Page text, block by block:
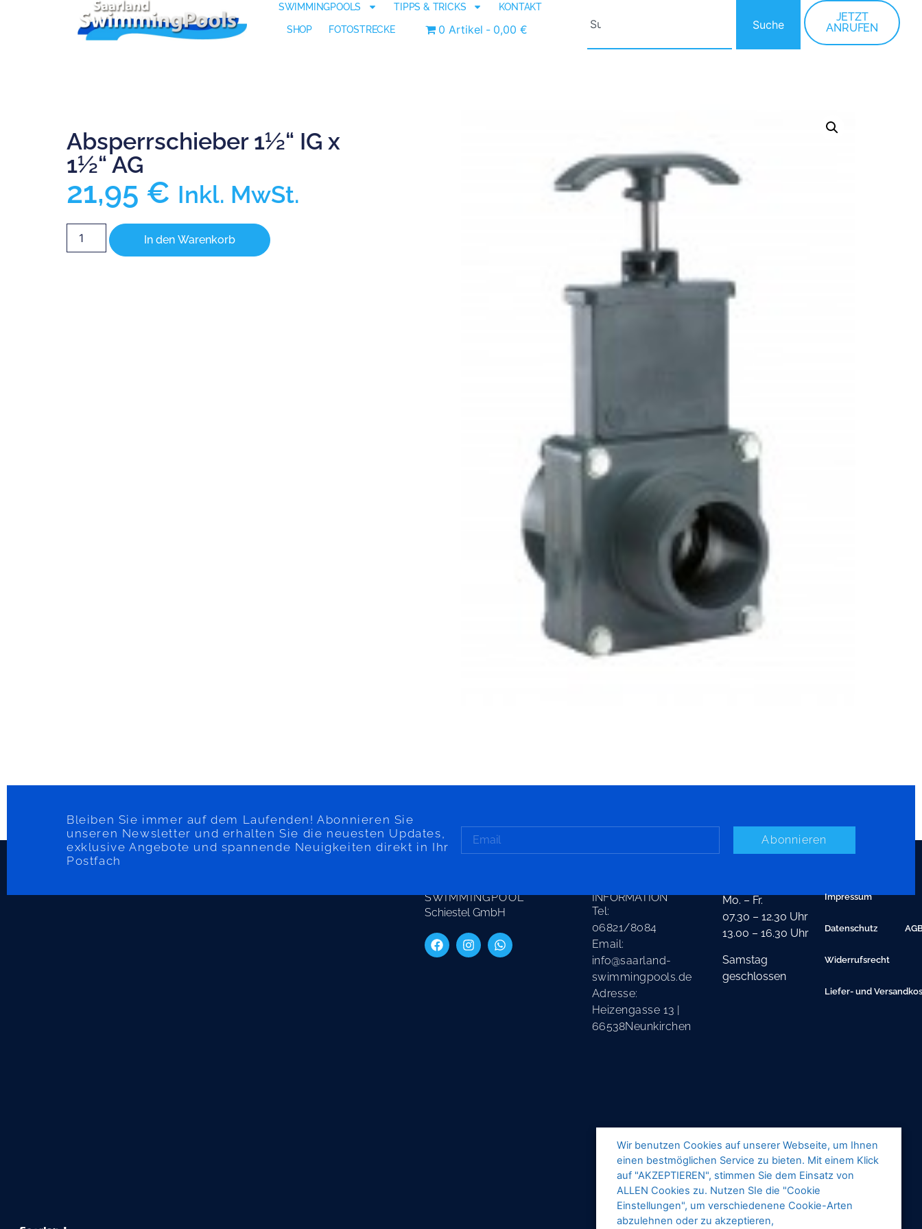
SWIMMINGPOOLS TIPPS & TRICKS KONTAKT
SHOP FOTOSTRECKE 0 Artikel 0,00 € Suche
JETZT
ANRUFEN
Absperrschieber 1½“ IG x
1½“ AG
21,95 € Inkl. MwSt.
In den Warenkorb
Bleiben Sie immer auf dem Laufenden! Abonnieren Sie
unseren Newsletter und erhalten Sie die neuesten Updates,
exklusive Angebote und spannende Neuigkeiten direkt in Ihr
Postfach
Abonnieren
SWIMMINGPOOL
Schiestel GmbH
INFORMATION
Tel:
06821/8084
Email:
info@saarland-
swimmingpools.de
Adresse:
Heizengasse 13 |
66538Neunkirchen
Mo. – Fr.
07.30 – 12.30 Uhr
13.00 – 16.30 Uhr
Samstag
geschlossen
Impressum
Datenschutz
Widerrufsrecht
Liefer- und
Wir benutzen Cookies auf unserer Webseite, um Ihnen
einen bestmöglichen Service zu bieten. Mit einem Klick
auf "AKZEPTIEREN", stimmen Sie dem Einsatz von
ALLEN Cookies zu. Nutzen SIe die "Cookie
Einstellungen", um verschiedenene Cookie-Arten
abzulehnen oder zu akzeptieren,